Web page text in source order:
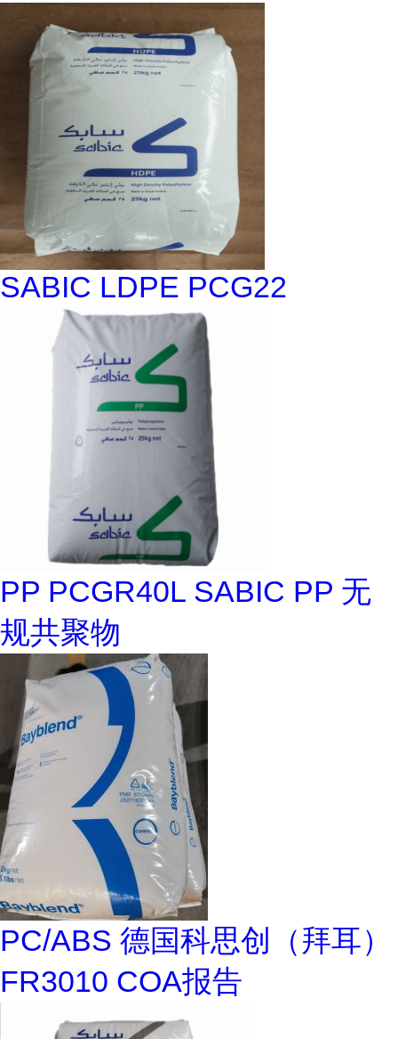
SABIC LDPE PCG22
PP PCGR40L SABIC PP 无
规共聚物
PC/ABS 德国科思创（拜耳）
FR3010 COA报告